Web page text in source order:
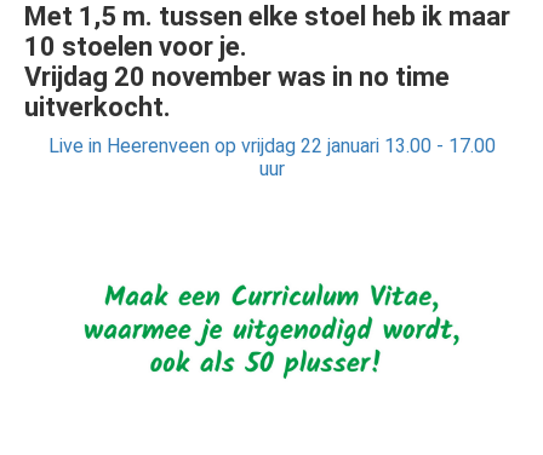
Met 1,5 m. tussen elke stoel heb ik maar
10 stoelen voor je.
Vrijdag 20 november was in no time
uitverkocht.
Live in Heerenveen op vrijdag 22 januari 13.00 - 17.00
uur